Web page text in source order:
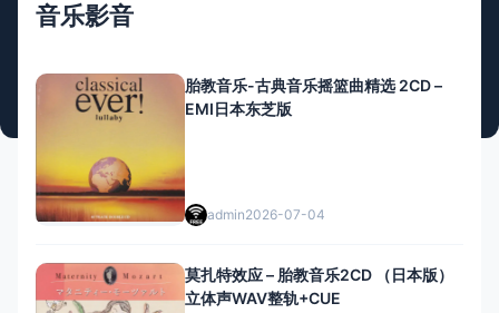
音乐影音
胎教音乐-古典音乐摇篮曲精选 2CD –
EMI日本东芝版
admin2026-07-04
莫扎特效应 – 胎教音乐2CD （日本版）
立体声WAV整轨+CUE